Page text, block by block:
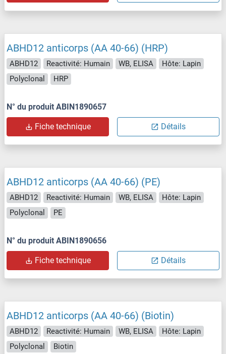
ABHD12 anticorps (AA 40-66) (HRP)
ABHD12 Reactivité: Humain WB, ELISA
Hôte: Lapin
Polyclonal
HRP
N° du produit ABIN1890657
Fiche technique Détails
ABHD12 anticorps (AA 40-66) (PE)
ABHD12 Reactivité: Humain WB, ELISA
Hôte: Lapin
Polyclonal
PE
N° du produit ABIN1890656
Fiche technique Détails
ABHD12 anticorps (AA 40-66) (Biotin)
ABHD12 Reactivité: Humain WB, ELISA
Hôte: Lapin
Polyclonal
Biotin